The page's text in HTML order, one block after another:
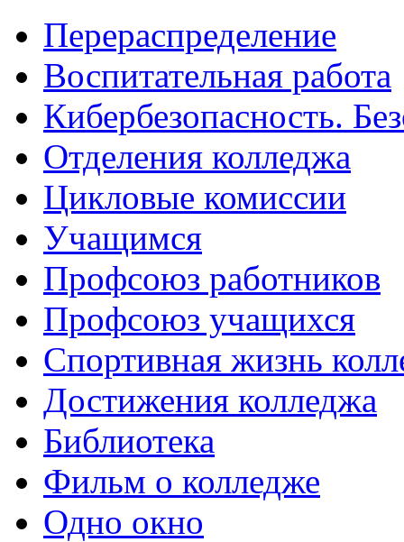
Перераспределение
Воспитательная работа
Кибербезопасность.
Отделения колледжа
Цикловые комиссии
Учащимся
Профсоюз работников
Профсоюз учащихся
Спортивная жизнь
Достижения колледжа
Библиотека
Фильм о колледже
Одно окно